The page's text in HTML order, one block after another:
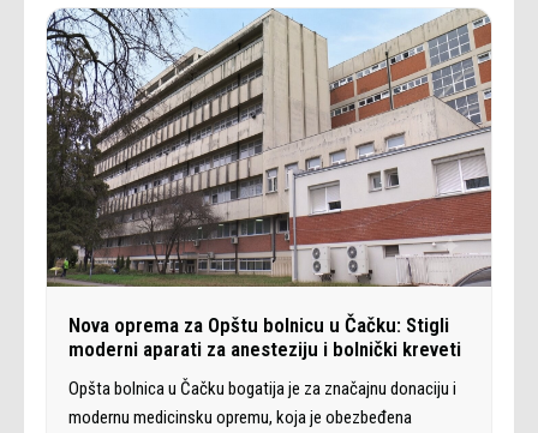
Nova oprema za Opštu bolnicu u Čačku: Stigli
moderni aparati za anesteziju i bolnički kreveti
Opšta bolnica u Čačku bogatija je za značajnu donaciju i
modernu medicinsku opremu, koja je obezbeđena